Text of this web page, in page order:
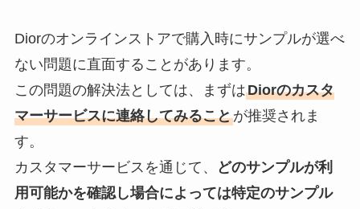
Diorのオンラインストアで購入時にサンプルが選べ
ない問題に直面することがあります。
この問題の解決法としては、まずはDiorのカスタ
マーサービスに連絡してみることが推奨されま
す。
カスタマーサービスを通じて、
どのサンプルが利
用可能かを確認し場合によっては特定のサンプル